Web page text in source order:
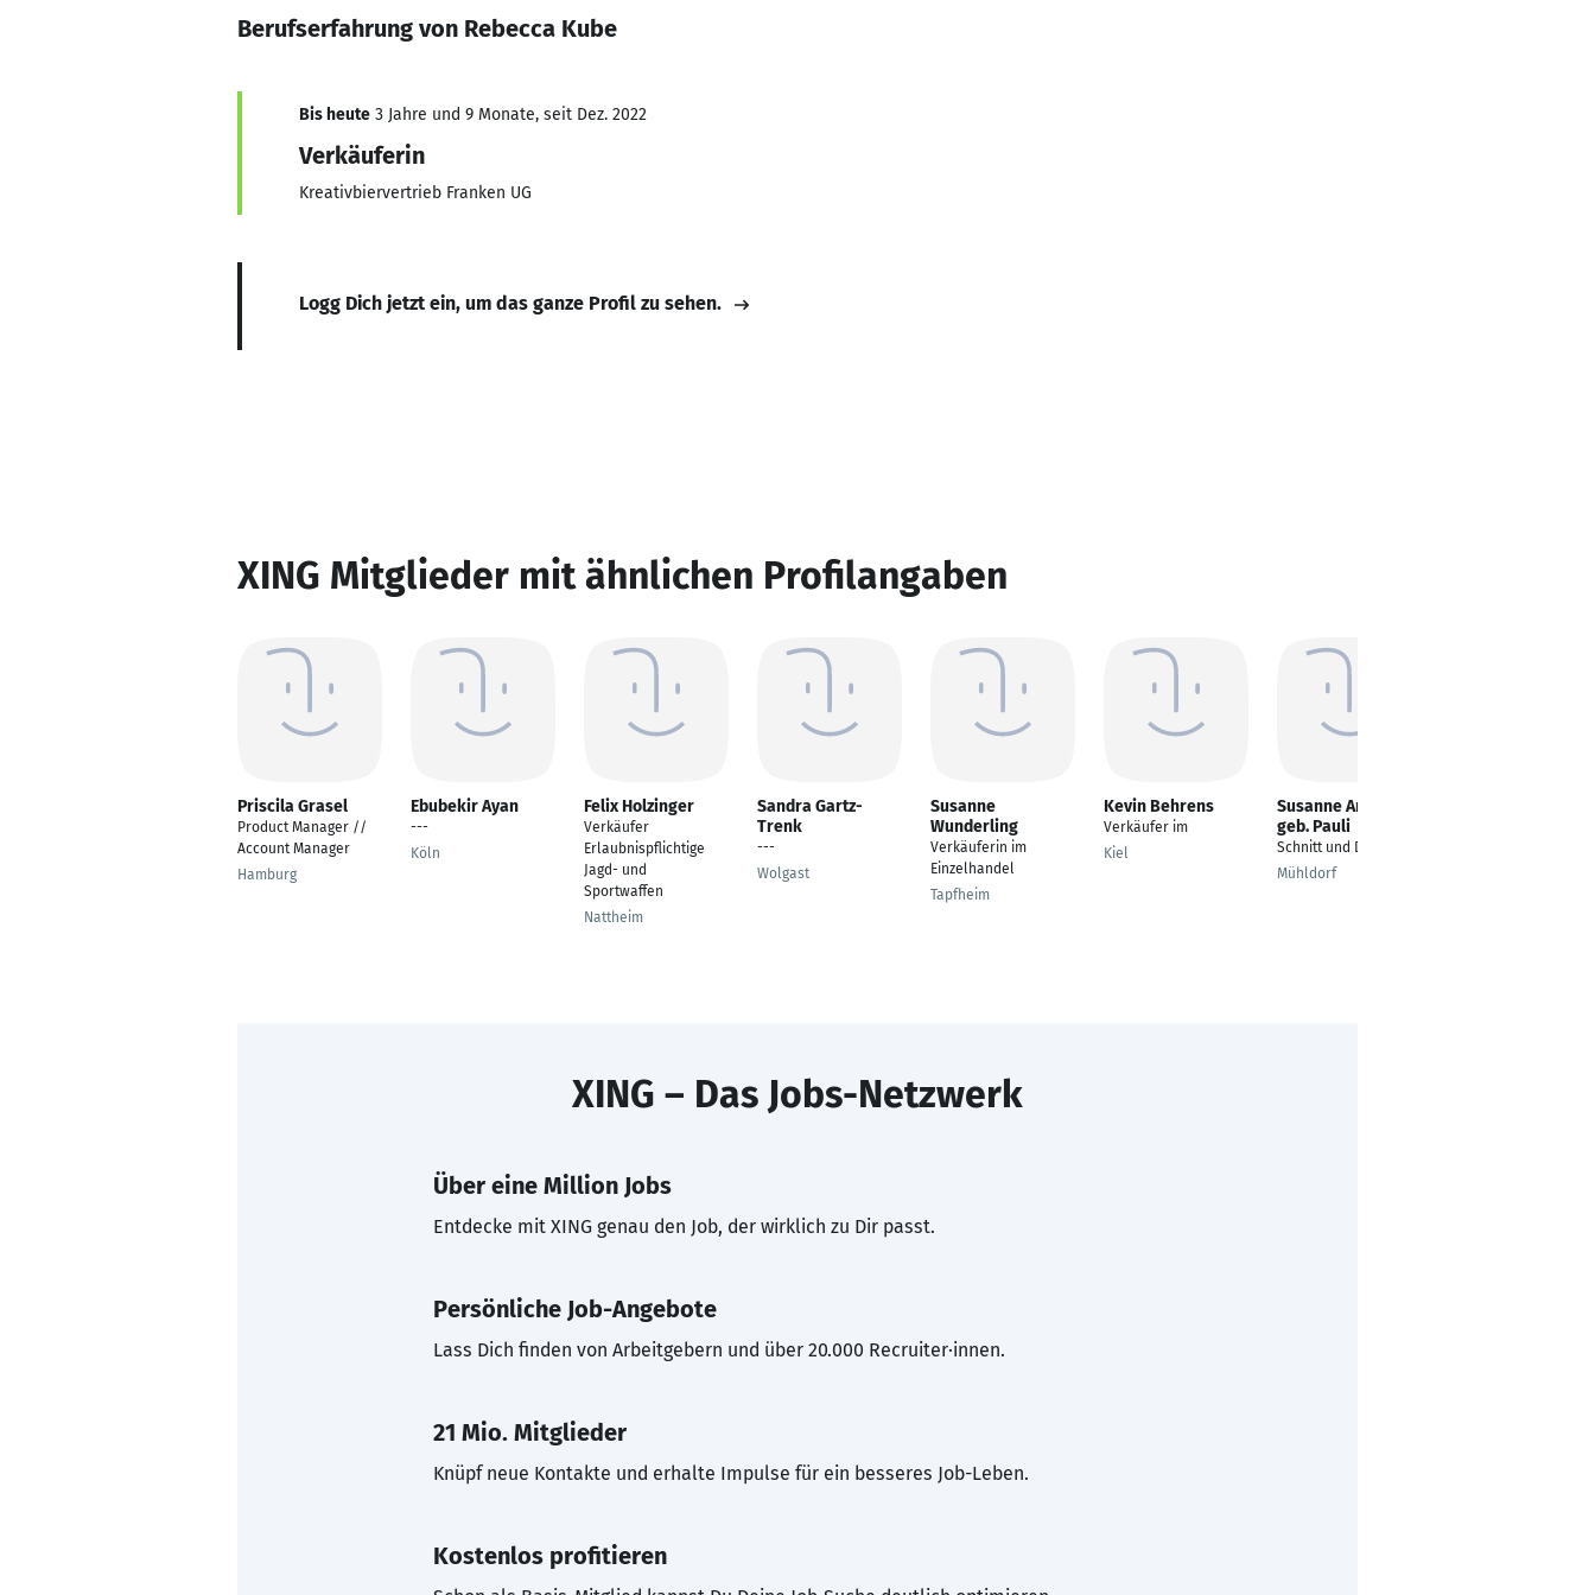
Berufserfahrung von Rebecca Kube
Bis heute 3 Jahre und 9 Monate, seit Dez. 2022
Verkäuferin
Kreativbiervertrieb Franken UG
Logg Dich jetzt ein, um das ganze Profil zu sehen.
XING Mitglieder mit ähnlichen Profilangaben
Priscila Grasel
Product Manager //
Account Manager
Hamburg
Ebubekir Ayan
---
Köln
Felix Holzinger
Verkäufer
Erlaubnispflichtige
Jagd- und
Sportwaffen
Nattheim
Sandra Gartz-
Trenk
---
Wolgast
Susanne
Wunderling
Verkäuferin im
Einzelhandel
Tapfheim
Kevin Behrens
Verkäufer im
Kiel
Susanne Anderl
geb. Pauli
Schnitt und Design
Mühldorf
XING – Das Jobs-Netzwerk
Über eine Million Jobs
Entdecke mit XING genau den Job, der wirklich zu Dir passt.
Persönliche Job-Angebote
Lass Dich finden von Arbeitgebern und über 20.000 Recruiter·innen.
21 Mio. Mitglieder
Knüpf neue Kontakte und erhalte Impulse für ein besseres Job-Leben.
Kostenlos profitieren